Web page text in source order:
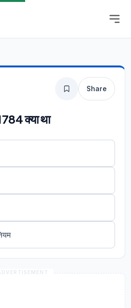
Share
क्या था